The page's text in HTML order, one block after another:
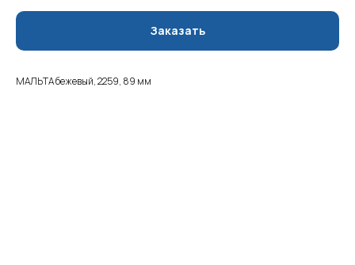
Заказать
МАЛЬТА бежевый, 2259, 89 мм